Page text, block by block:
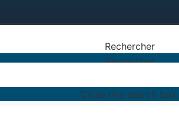
Rechercher
Rechercher
Close this search box.